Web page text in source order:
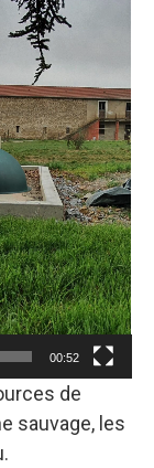
00:52
de
sauvage, les